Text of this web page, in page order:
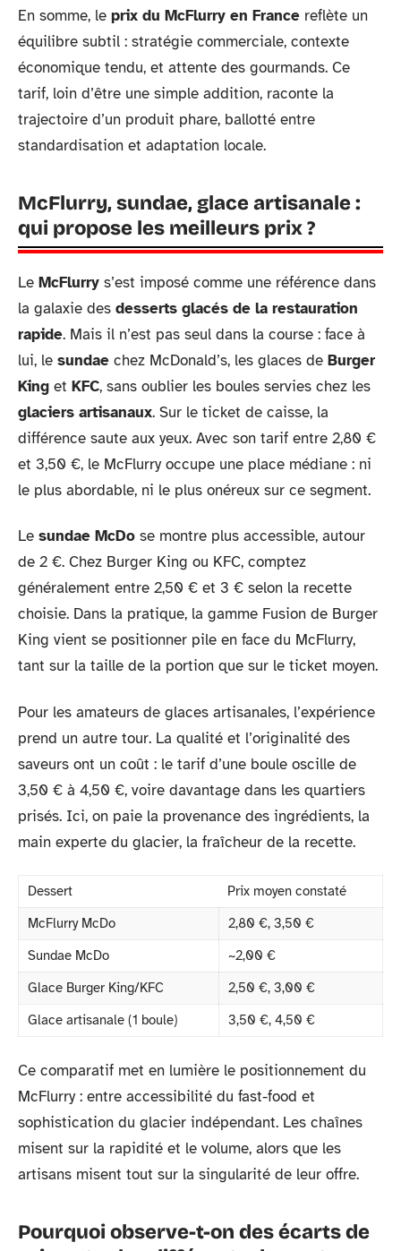
En somme, le prix du McFlurry en France reflète un
équilibre subtil : stratégie commerciale, contexte
économique tendu, et attente des gourmands. Ce
tarif, loin d’être une simple addition, raconte la
trajectoire d’un produit phare, ballotté entre
standardisation et adaptation locale.
McFlurry, sundae, glace artisanale :
qui propose les meilleurs prix ?
Le McFlurry s’est imposé comme une référence dans
la galaxie des desserts glacés de la restauration
rapide. Mais il n’est pas seul dans la course : face à
lui, le sundae chez McDonald’s, les glaces de Burger
King et KFC, sans oublier les boules servies chez les
glaciers artisanaux. Sur le ticket de caisse, la
différence saute aux yeux. Avec son tarif entre 2,80 €
et 3,50 €, le McFlurry occupe une place médiane : ni
le plus abordable, ni le plus onéreux sur ce segment.
Le sundae McDo se montre plus accessible, autour
de 2 €. Chez Burger King ou KFC, comptez
généralement entre 2,50 € et 3 € selon la recette
choisie. Dans la pratique, la gamme Fusion de Burger
King vient se positionner pile en face du McFlurry,
tant sur la taille de la portion que sur le ticket moyen.
Pour les amateurs de glaces artisanales, l’expérience
prend un autre tour. La qualité et l’originalité des
saveurs ont un coût : le tarif d’une boule oscille de
3,50 € à 4,50 €, voire davantage dans les quartiers
prisés. Ici, on paie la provenance des ingrédients, la
main experte du glacier, la fraîcheur de la recette.
Dessert
Prix moyen constaté
McFlurry McDo
2,80 €, 3,50 €
Sundae McDo
~2,00 €
Glace Burger King/KFC
2,50 €, 3,00 €
Glace artisanale (1 boule)
3,50 €, 4,50 €
Ce comparatif met en lumière le positionnement du
McFlurry : entre accessibilité du fast-food et
sophistication du glacier indépendant. Les chaînes
misent sur la rapidité et le volume, alors que les
artisans misent tout sur la singularité de leur offre.
Pourquoi observe-t-on des écarts de